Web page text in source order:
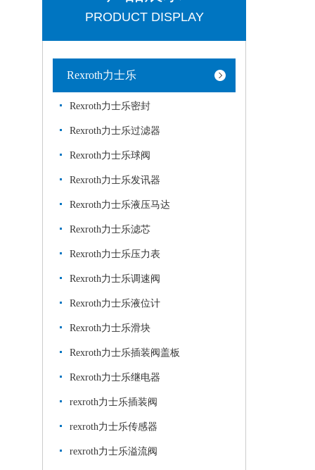
PRODUCT DISPLAY
Rexroth力士乐
Rexroth力士乐密封
Rexroth力士乐过滤器
Rexroth力士乐球阀
Rexroth力士乐发讯器
Rexroth力士乐液压马达
Rexroth力士乐滤芯
Rexroth力士乐压力表
Rexroth力士乐调速阀
Rexroth力士乐液位计
Rexroth力士乐滑块
Rexroth力士乐插装阀盖板
Rexroth力士乐继电器
rexroth力士乐插装阀
rexroth力士乐传感器
rexroth力士乐溢流阀